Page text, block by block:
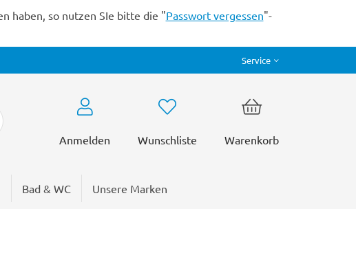
haben, so nutzen SIe bitte die "Passwort vergessen"-
Service
Anmelden Wunschliste Warenkorb
Bad & WC Unsere Marken